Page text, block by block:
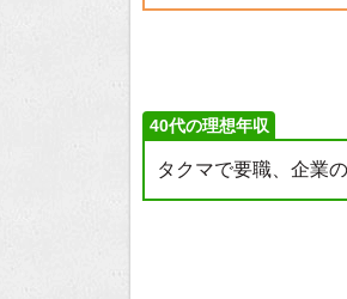
40代の理想年収
タクマで要職、企業